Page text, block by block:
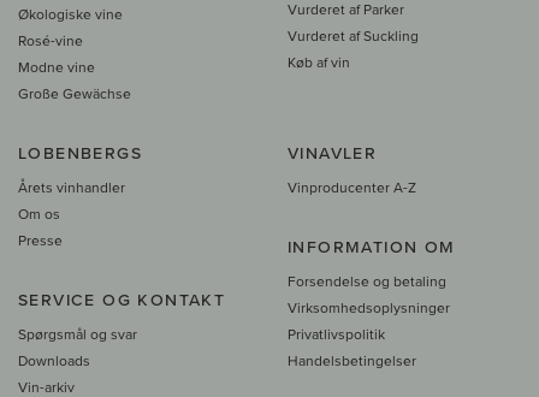
Økologiske vine
Rosé-vine
Modne vine
Große Gewächse
Vurderet af Parker
Vurderet af Suckling
Køb af vin
LOBENBERGS
Årets vinhandler
Om os
Presse
SERVICE OG KONTAKT
Spørgsmål og svar
Downloads
Vin-arkiv
VINAVLER
Vinproducenter A-Z
INFORMATION OM
Forsendelse og betaling
Virksomhedsoplysninger
Privatlivspolitik
Handelsbetingelser